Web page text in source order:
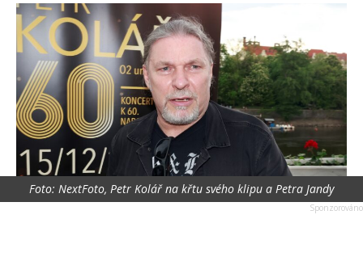
Foto: NextFoto, Petr Kolář na křtu svého klipu a Petra Jandy